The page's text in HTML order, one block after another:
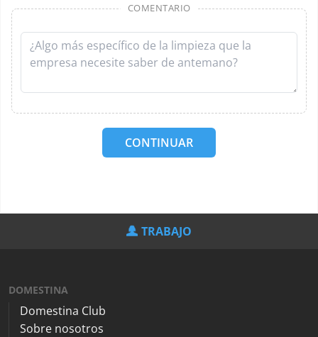
COMENTARIO
CONTINUAR
TRABAJO
DOMESTINA
Domestina Club
Sobre nosotros